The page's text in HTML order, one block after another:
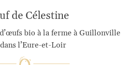
de Célestine
bio à la ferme à Guillonville
l’Eure-et-Loir